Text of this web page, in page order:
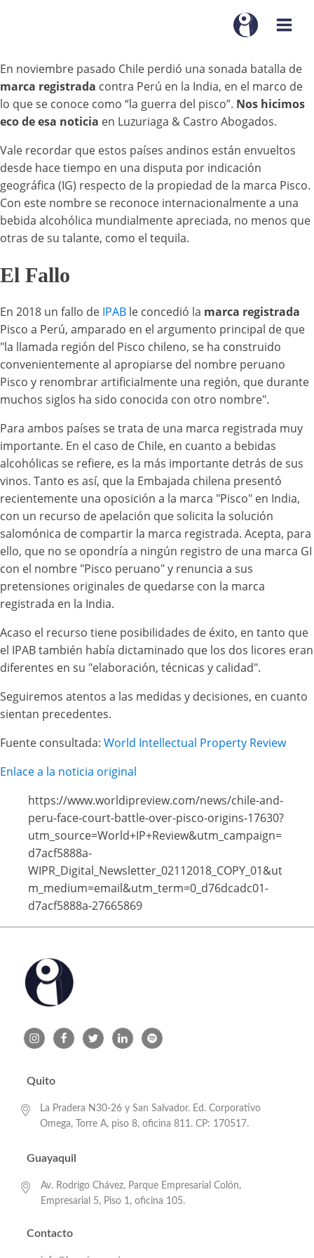
En noviembre pasado Chile perdió una sonada batalla de
marca registrada contra Perú en la India, en el marco de
lo que se conoce como “la guerra del pisco”. Nos hicimos
eco de esa noticia en Luzuriaga & Castro Abogados.
Vale recordar que estos países andinos están envueltos
desde hace tiempo en una disputa por indicación
geográfica (IG) respecto de la propiedad de la marca Pisco.
Con este nombre se reconoce internacionalmente a una
bebida alcohólica mundialmente apreciada, no menos que
otras de su talante, como el tequila.
El Fallo
En 2018 un fallo de IPAB le concedió la marca registrada
Pisco a Perú, amparado en el argumento principal de que
"la llamada región del Pisco chileno, se ha construido
convenientemente al apropiarse del nombre peruano
Pisco y renombrar artificialmente una región, que durante
muchos siglos ha sido conocida con otro nombre".
Para ambos países se trata de una marca registrada muy
importante. En el caso de Chile, en cuanto a bebidas
alcohólicas se refiere, es la más importante detrás de sus
vinos. Tanto es así, que la Embajada chilena presentó
recientemente una oposición a la marca "Pisco" en India,
con un recurso de apelación que solicita la solución
salomónica de compartir la marca registrada. Acepta, para
ello, que no se opondría a ningún registro de una marca GI
con el nombre "Pisco peruano" y renuncia a sus
pretensiones originales de quedarse con la marca
registrada en la India.
Acaso el recurso tiene posibilidades de éxito, en tanto que
el IPAB también había dictaminado que los dos licores eran
diferentes en su "elaboración, técnicas y calidad".
Seguiremos atentos a las medidas y decisiones, en cuanto
sientan precedentes.
Fuente consultada: World Intellectual Property Review
Enlace a la noticia original
https://www.worldipreview.com/news/chile-and-
peru-face-court-battle-over-pisco-origins-17630?
utm_source=World+IP+Review&utm_campaign=
d7acf5888a-
WIPR_Digital_Newsletter_02112018_COPY_01&ut
m_medium=email&utm_term=0_d76dcadc01-
d7acf5888a-27665869
Quito
La Pradera N30-26 y San Salvador. Ed. Corporativo
Omega, Torre A, piso 8, oficina 811. CP: 170517.
Guayaquil
Av. Rodrigo Chávez, Parque Empresarial Colón,
Empresarial 5, Piso 1, oficina 105.
Contacto